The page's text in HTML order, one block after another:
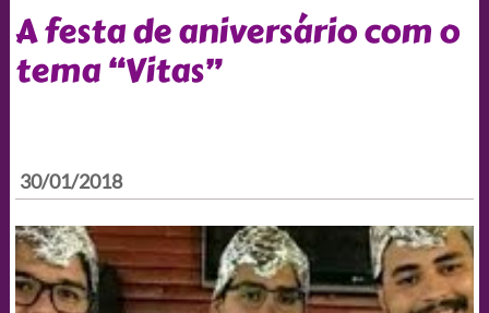
A festa de aniversário com o
tema “Vitas”
30/01/2018